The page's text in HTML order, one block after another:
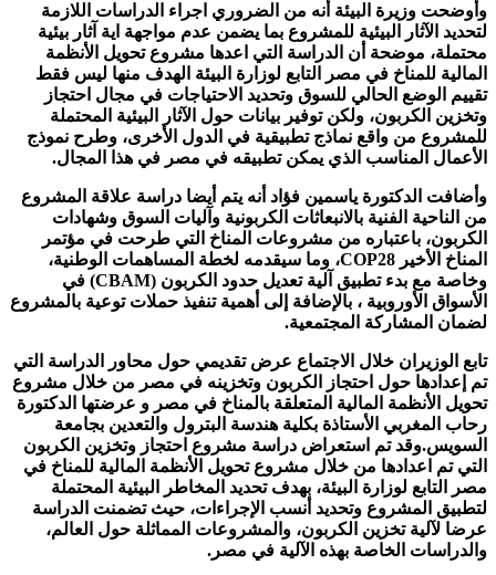
وأوضحت وزيرة البيئة أنه من الضروري اجراء الدراسات اللازمة
لتحديد الآثار البيئية للمشروع بما يضمن عدم مواجهة اية آثار بيئية
محتملة، موضحة أن الدراسة التي اعدها مشروع تحويل الأنظمة
المالية للمناخ في مصر التابع لوزارة البيئة الهدف منها ليس فقط
تقييم الوضع الحالي للسوق وتحديد الاحتياجات في مجال احتجاز
وتخزين الكربون، ولكن توفير بيانات حول الآثار البيئية المحتملة
للمشروع من واقع نماذج تطبيقية في الدول الأخرى، وطرح نموذج
الأعمال المناسب الذي يمكن تطبيقه في مصر في هذا المجال.
وأضافت الدكتورة ياسمين فؤاد أنه يتم أيضا دراسة علاقة المشروع
من الناحية الفنية بالانبعاثات الكربونية وآليات السوق وشهادات
الكربون، باعتباره من مشروعات المناخ التي طرحت في مؤتمر
المناخ الأخير COP28، وما سيقدمه لخطة المساهمات الوطنية،
وخاصة مع بدء تطبيق آلية تعديل حدود الكربون (CBAM) في
الأسواق الأوروبية ، بالإضافة إلى أهمية تنفيذ حملات توعية بالمشروع
لضمان المشاركة المجتمعية.
تابع الوزيران خلال الاجتماع عرض تقديمي حول محاور الدراسة التي
تم إعدادها حول احتجاز الكربون وتخزينه في مصر من خلال مشروع
تحويل الأنظمة المالية المتعلقة بالمناخ في مصر و عرضتها الدكتورة
رحاب المغربي الأستاذة بكلية هندسة البترول والتعدين بجامعة
السويس.وقد تم استعراض دراسة مشروع احتجاز وتخزين الكربون
التي تم اعدادها من خلال مشروع تحويل الأنظمة المالية للمناخ في
مصر التابع لوزارة البيئة، بهدف تحديد المخاطر البيئية المحتملة
لتطبيق المشروع وتحديد أنسب الإجراءات، حيث تضمنت الدراسة
عرضا لآلية تخزين الكربون، والمشروعات المماثلة حول العالم،
والدراسات الخاصة بهذه الآلية في مصر.